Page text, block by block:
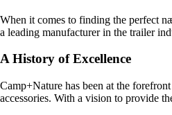
When it comes to finding the perfect
a leading manufacturer in the trailer
A History of Excellence
Camp+Nature has been at the
accessories. With a vision to provide